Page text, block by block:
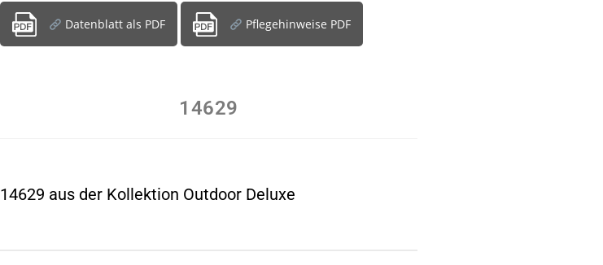
Datenblatt als PDF Pflegehinweise PDF
14629
14629 aus der Kollektion Outdoor Deluxe